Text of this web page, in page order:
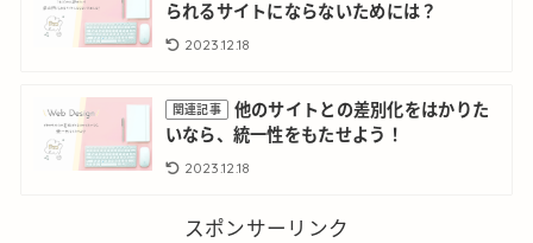
られるサイトにならないためには？
2023.12.18
関連記事
他のサイトとの差別化をはかりた
いなら、統一性をもたせよう！
2023.12.18
スポンサーリンク